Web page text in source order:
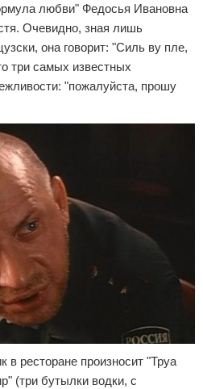
любви" Федосья Ивановна
Очевидно, зная лишь
она говорит: "Силь ву пле,
три самых известных
"пожалуйста, прошу
ресторане произносит "Труа
(три бутылки водки, с